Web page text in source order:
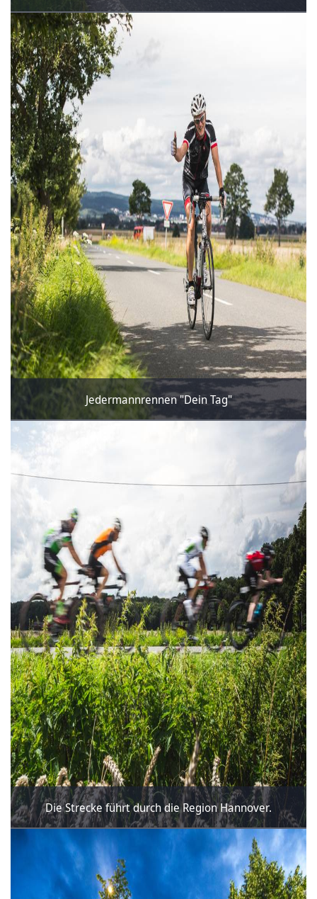
Jedermannrennen "Dein Tag"
Die Strecke führt durch die Region Hannover.